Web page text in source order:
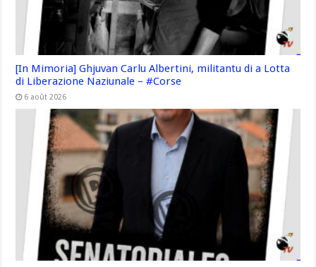
[In Mimoria] Ghjuvan Carlu Albertini, militantu di a Lotta
di Liberazione Naziunale – #Corse
6 août 2026